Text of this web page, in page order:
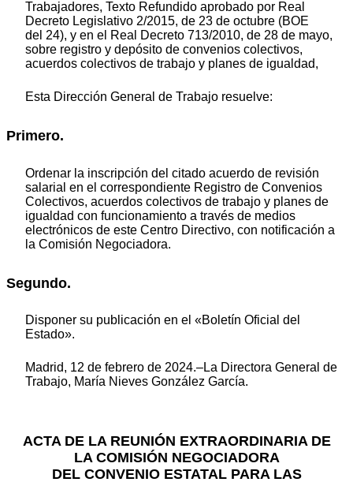
Trabajadores, Texto Refundido aprobado por Real
Decreto Legislativo 2/2015, de 23 de octubre (BOE
del 24), y en el Real Decreto 713/2010, de 28 de mayo,
sobre registro y depósito de convenios colectivos,
acuerdos colectivos de trabajo y planes de igualdad,
Esta Dirección General de Trabajo resuelve:
Primero.
Ordenar la inscripción del citado acuerdo de revisión
salarial en el correspondiente Registro de Convenios
Colectivos, acuerdos colectivos de trabajo y planes de
igualdad con funcionamiento a través de medios
electrónicos de este Centro Directivo, con notificación a
la Comisión Negociadora.
Segundo.
Disponer su publicación en el «Boletín Oficial del
Estado».
Madrid, 12 de febrero de 2024.–La Directora General de
Trabajo, María Nieves González García.
ACTA DE LA REUNIÓN EXTRAORDINARIA DE
LA COMISIÓN NEGOCIADORA
DEL CONVENIO ESTATAL PARA LAS